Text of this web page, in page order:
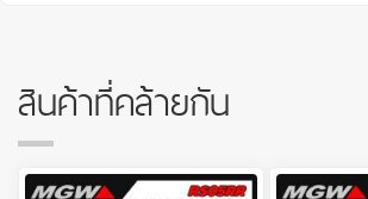
สินค้าที่คล้ายกัน